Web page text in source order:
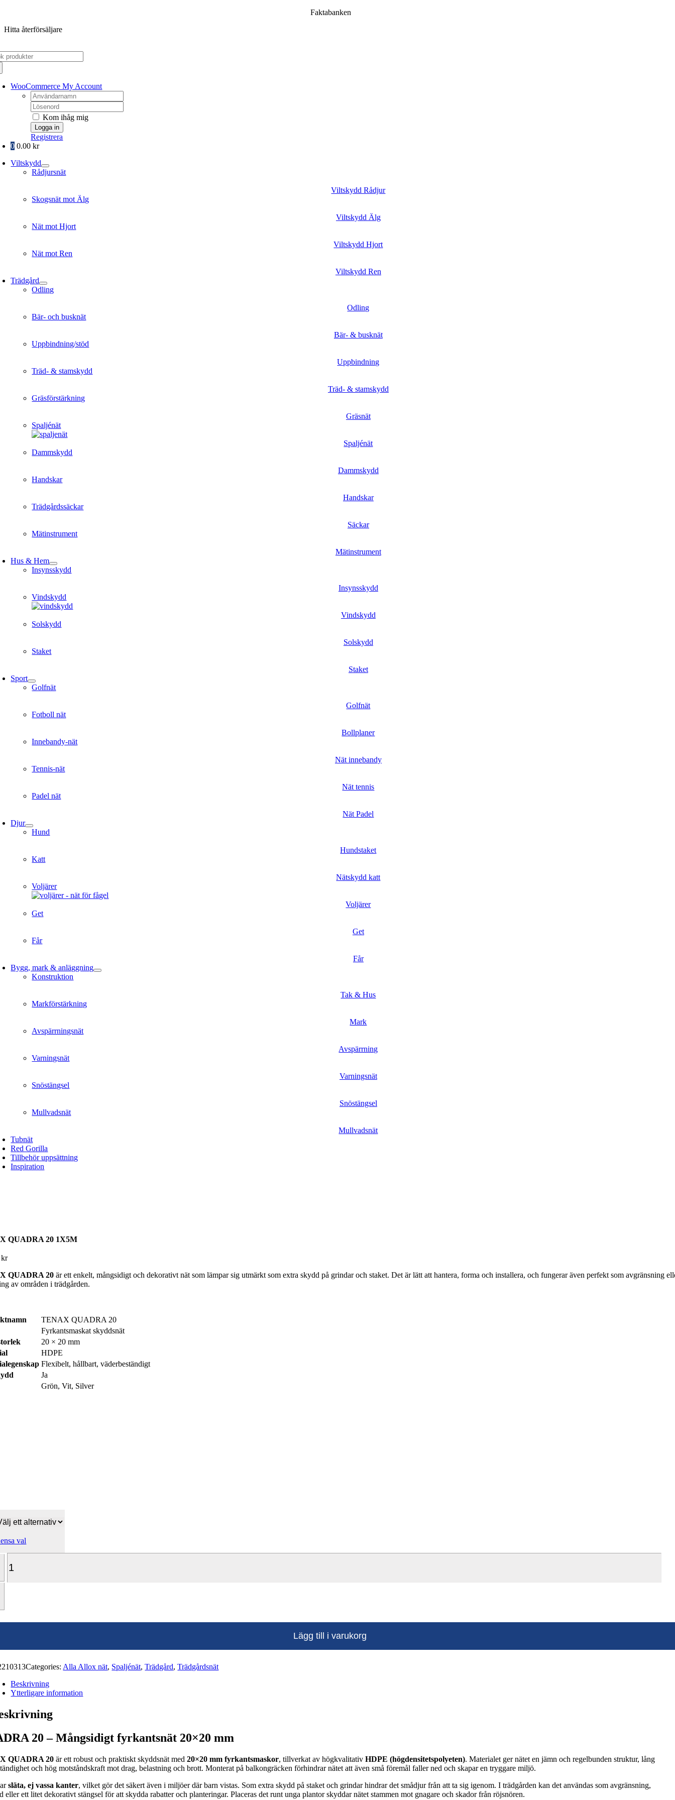
innehållet
Faktabanken
Hitta återförsäljare
WooCommerce My Account
Username:
Password:
Kom ihåg mig
Registrera
0 0.00kr
Viltskydd
Rådjursnät
Viltskydd Rådjur
Skogsnät mot Älg
Viltskydd Älg
Nät mot Hjort
Viltskydd Hjort
Nät mot Ren
Viltskydd Ren
Trädgård
Odling
Odling
Bär- och busknät
Bär- & busknät
Uppbindning/stöd
Uppbindning
Träd- & stamskydd
Träd- & stamskydd
Gräsförstärkning
Gräsnät
Spaljénät
Spaljénät
Dammskydd
Dammskydd
Handskar
Handskar
Trädgårdssäckar
Säckar
Mätinstrument
Mätinstrument
Hus & Hem
Insynsskydd
Insynsskydd
Vindskydd
Vindskydd
Solskydd
Solskydd
Staket
Staket
Sport
Golfnät
Golfnät
Fotboll nät
Bollplaner
Innebandy-nät
Nät innebandy
Tennis-nät
Nät tennis
Padel nät
Nät Padel
Djur
Hund
Hundstaket
Katt
Nätskydd katt
Voljärer
Voljärer
Get
Get
Får
Får
Bygg, mark & anläggning
Konstruktion
Tak & Hus
Markförstärkning
Mark
Avspärrningsnät
Avspärrning
Varningsnät
Varningsnät
Snöstängsel
Snöstängsel
Mullvadsnät
Mullvadsnät
Tubnät
Red Gorilla
Tillbehör uppsättning
Inspiration
QUADRA 20 1X5M
kr
QUADRA 20 är ett enkelt, mångsidigt och dekorativt nät som lämpar sig utmärkt som extra skydd på grindar och staket. Det är lätt att hantera, forma och installera, och fungerar även perfekt som avgränsning
av områden i trädgården.
TENAX QUADRA 20
Fyrkantsmaskat skyddsnät
20 × 20 mm
HDPE
Flexibelt, hållbart, väderbeständigt
Ja
Grön, Vit, Silver
val
Quadra
20
Lägg till i varukorg
Categories: Alla Allox nät, Spaljénät,Trädgård,Trädgårdsnät
Beskrivning
Ytterligare information
20 – Mångsidigt fyrkantsnät 20×20 mm
QUADRA 20 är ett robust och praktiskt skyddsnät med20×20 mm fyrkantsmaskor, tillverkat av högkvalitativHDPE (högdensitetspolyeten). Materialet ger nätet en jämn och regelbunden struktur, lång
och hög motståndskraft mot drag, belastning och brott. Monterat på balkongräcken förhindrar nätet att även små föremål faller ned och skapar en tryggare miljö.
släta, ej vassa kanter, vilket gör det säkert även i miljöer där barn vistas. Som extra skydd på staket och grindar hindrar det smådjur från att ta sig igenom. I trädgården kan det användas som avgränsning,
eller ett litet dekorativt stängsel för att skydda rabatter och planteringar. Placeras det runt unga plantor skyddar nätet stammen mot gnagare och skador från röjsnören.